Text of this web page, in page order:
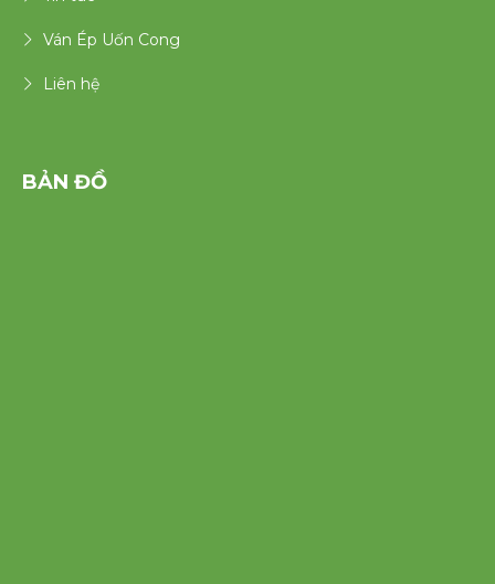
Ván Ép Uốn Cong
Liên hệ
BẢN ĐỒ